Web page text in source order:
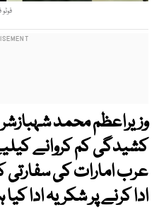
وزیراعظم محمد
کشیدگی کم کروانے
عرب امارات کی سفارتی
ادا کرنے پر شکریہ ادا